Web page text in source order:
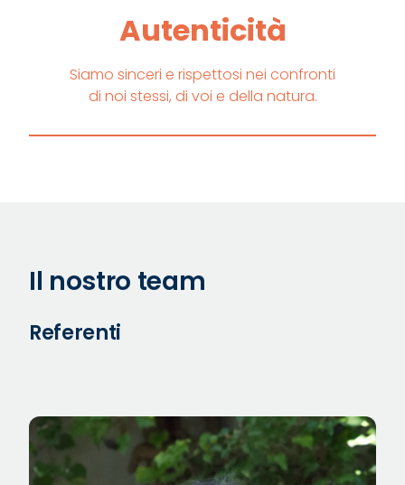
Autenticità
Siamo sinceri e rispettosi nei confronti
di noi stessi, di voi e della natura.
Il nostro team
Referenti